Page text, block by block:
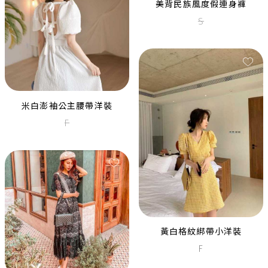
盪領變色亮片合身短裙
M L XL
黑色亮片遮袖中長禮服
L
美背民族風度假連身褲
S
米白澎袖公主腰帶洋裝
F
黃白格紋綁帶小洋裝
F